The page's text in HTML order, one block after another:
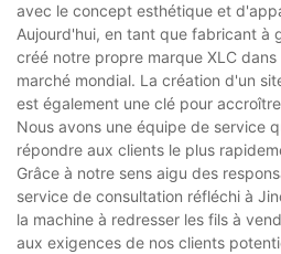
avec le concept esthétique et
Aujourd'hui, en tant que fabricant à
créé notre propre marque XLC
marché mondial. La création d'un
est également une clé pour
Nous avons une équipe de service
répondre aux clients le plus
Grâce à notre sens aigu des
service de consultation réfléchi à
la machine à redresser les fils à
aux exigences de nos clients